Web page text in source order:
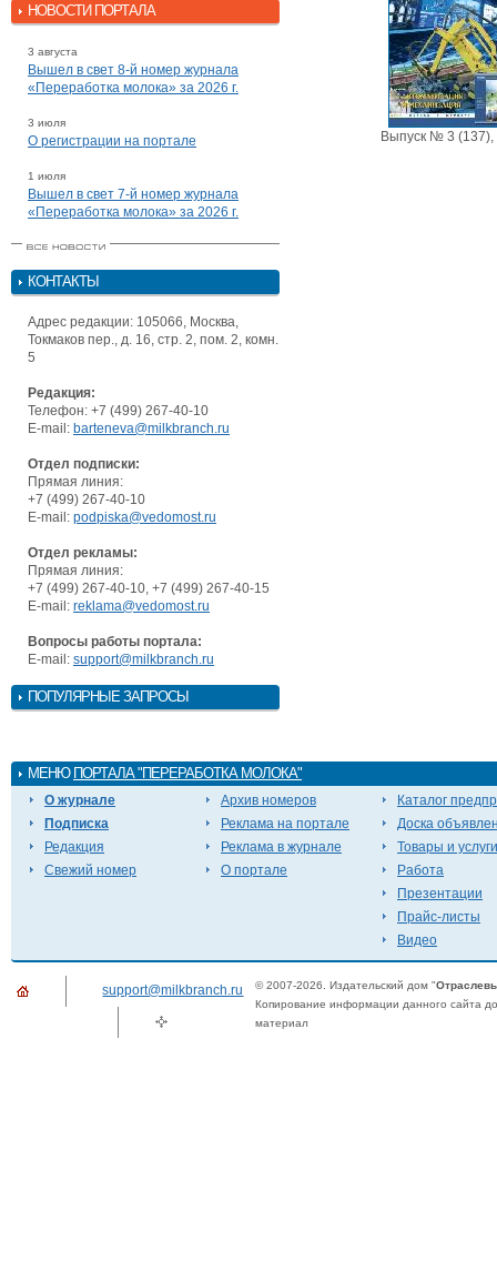
НОВОСТИ ПОРТАЛА
3 августа
Вышел в свет 8-й номер журнала
«Переработка молока» за 2026 г.
3 июля
О регистрации на портале
1 июля
Вышел в свет 7-й номер журнала
«Переработка молока» за 2026 г.
КОНТАКТЫ
Адрес редакции: 105066, Москва,
Токмаков пер., д. 16, стр. 2, пом. 2, комн.
5
Редакция:
Телефон: +7 (499) 267-40-10
E-mail: barteneva@milkbranch.ru
Отдел подписки:
Прямая линия:
+7 (499) 267-40-10
E-mail: podpiska@vedomost.ru
Отдел рекламы:
Прямая линия:
+7 (499) 267-40-10, +7 (499) 267-40-15
E-mail: reklama@vedomost.ru
Вопросы работы портала:
E-mail: support@milkbranch.ru
ПОПУЛЯРНЫЕ ЗАПРОСЫ
Выпуск № 3 (137),
МЕНЮ ПОРТАЛА "ПЕРЕРАБОТКА МОЛОКА"
О журнале
Подписка
Редакция
Свежий номер
Архив номеров
Реклама на портале
Реклама в журнале
О портале
Каталог
Доска
Товары и услуги
Работа
Презентации
Прайс-листы
Видео
support@milkbranch.ru © 2007-2026. Издательский дом "
Копирование информации данного сайта
материал